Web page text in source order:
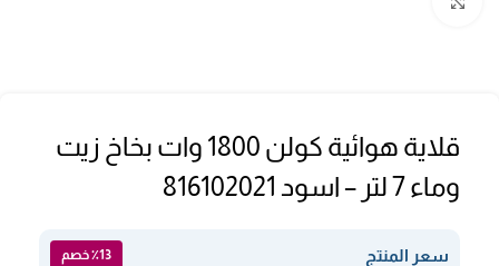
قلاية هوائية كولن 1800 وات بخاخ زيت
وماء 7 لتر – اسود 816102021
سعر المنتج ٪13 خصم